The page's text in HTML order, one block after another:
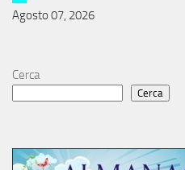
Agosto 07, 2026
Cerca
Cerca